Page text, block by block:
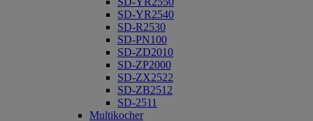
SD-YR2540
SD-R2530
SD-PN100
SD-ZD2010
SD-ZP2000
SD-ZX2522
SD-ZB2512
SD-2511
Multikocher